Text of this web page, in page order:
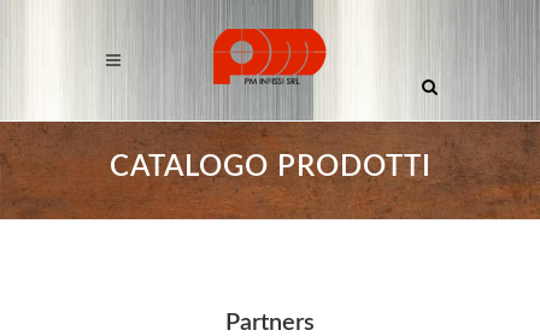
CATALOGO PRODOTTI
Partners